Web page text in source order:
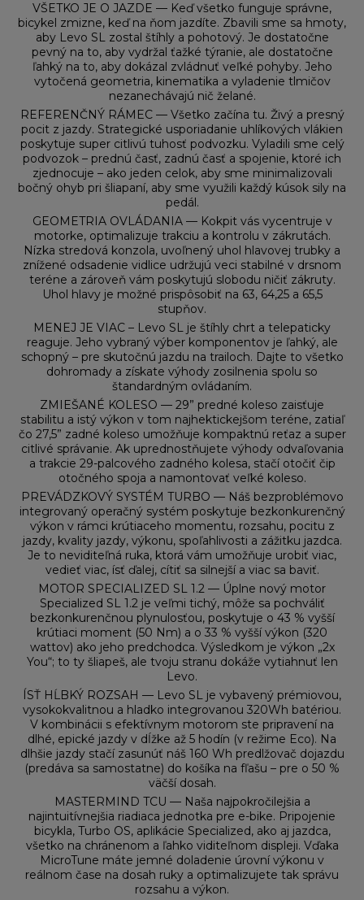
VŠETKO JE O JAZDE — Keď všetko funguje správne,
bicykel zmizne, keď na ňom jazdíte. Zbavili sme sa hmoty,
aby Levo SL zostal štíhly a pohotový. Je dostatočne
pevný na to, aby vydržal ťažké týranie, ale dostatočne
ľahký na to, aby dokázal zvládnuť veľké pohyby. Jeho
vytočená geometria, kinematika a vyladenie tlmičov
nezanechávajú nič želané.
REFERENČNÝ RÁMEC — Všetko začína tu. Živý a presný
pocit z jazdy. Strategické usporiadanie uhlíkových vlákien
poskytuje super citlivú tuhosť podvozku. Vyladili sme celý
podvozok – prednú časť, zadnú časť a spojenie, ktoré ich
zjednocuje – ako jeden celok, aby sme minimalizovali
bočný ohyb pri šliapaní, aby sme využili každý kúsok sily na
pedál.
GEOMETRIA OVLÁDANIA — Kokpit vás vycentruje v
motorke, optimalizuje trakciu a kontrolu v zákrutách.
Nízka stredová konzola, uvoľnený uhol hlavovej trubky a
znížené odsadenie vidlice udržujú veci stabilné v drsnom
teréne a zároveň vám poskytujú slobodu ničiť zákruty.
Uhol hlavy je možné prispôsobiť na 63, 64,25 a 65,5
stupňov.
MENEJ JE VIAC – Levo SL je štíhly chrt a telepaticky
reaguje. Jeho vybraný výber komponentov je ľahký, ale
schopný – pre skutočnú jazdu na trailoch. Dajte to všetko
dohromady a získate výhody zosilnenia spolu so
štandardným ovládaním.
ZMIEŠANÉ KOLESO — 29” predné koleso zaisťuje
stabilitu a istý výkon v tom najhektickejšom teréne, zatiaľ
čo 27,5” zadné koleso umožňuje kompaktnú reťaz a super
citlivé správanie. Ak uprednostňujete výhody odvaľovania
a trakcie 29-palcového zadného kolesa, stačí otočiť čip
otočného spoja a namontovať veľké koleso.
PREVÁDZKOVÝ SYSTÉM TURBO — Náš bezproblémovo
integrovaný operačný systém poskytuje bezkonkurenčný
výkon v rámci krútiaceho momentu, rozsahu, pocitu z
jazdy, kvality jazdy, výkonu, spoľahlivosti a zážitku jazdca.
Je to neviditeľná ruka, ktorá vám umožňuje urobiť viac,
vedieť viac, ísť ďalej, cítiť sa silnejší a viac sa baviť.
MOTOR SPECIALIZED SL 1.2 — Úplne nový motor
Specialized SL 1.2 je veľmi tichý, môže sa pochváliť
bezkonkurenčnou plynulosťou, poskytuje o 43 % vyšší
krútiaci moment (50 Nm) a o 33 % vyšší výkon (320
wattov) ako jeho predchodca. Výsledkom je výkon „2x
You“; to ty šliapeš, ale tvoju stranu dokáže vytiahnuť len
Levo.
ÍSŤ HĹBKÝ ROZSAH — Levo SL je vybavený prémiovou,
vysokokvalitnou a hladko integrovanou 320Wh batériou.
V kombinácii s efektívnym motorom ste pripravení na
dlhé, epické jazdy v dĺžke až 5 hodín (v režime Eco). Na
dlhšie jazdy stačí zasunúť náš 160 Wh predlžovač dojazdu
(predáva sa samostatne) do košíka na fľašu – pre o 50 %
väčší dosah.
MASTERMIND TCU — Naša najpokročilejšia a
najintuitívnejšia riadiaca jednotka pre e-bike. Pripojenie
bicykla, Turbo OS, aplikácie Specialized, ako aj jazdca,
všetko na chránenom a ľahko viditeľnom displeji. Vďaka
MicroTune máte jemné doladenie úrovní výkonu v
reálnom čase na dosah ruky a optimalizujete tak správu
rozsahu a výkon.